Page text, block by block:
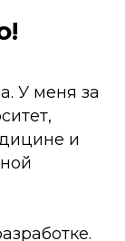
У меня за
и